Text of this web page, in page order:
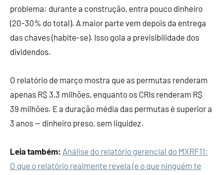
problema: durante a construção, entra pouco dinheiro
(20-30% do total). A maior parte vem depois da entrega
das chaves (habite-se). Isso gola a previsibilidade dos
dividendos.
O relatório de março mostra que as permutas renderam
apenas R$ 3,3 milhões, enquanto os CRIs renderam R$
39 milhões. E a duração média das permutas é superior a
3 anos — dinheiro preso, sem liquidez.
Leia também: Análise do relatório gerencial do MXRF11:
O que o relatório realmente revela (e o que ninguém te